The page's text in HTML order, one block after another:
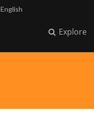
English
Explore